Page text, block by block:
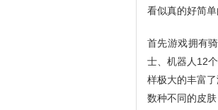
看似真的好简
首先游戏拥有
士、机器人12
样极大的丰富
数种不同的皮